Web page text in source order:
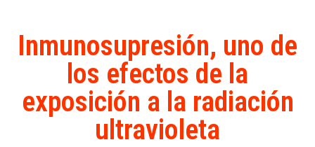
Inmunosupresión, uno de
los efectos de la
exposición a la radiación
ultravioleta